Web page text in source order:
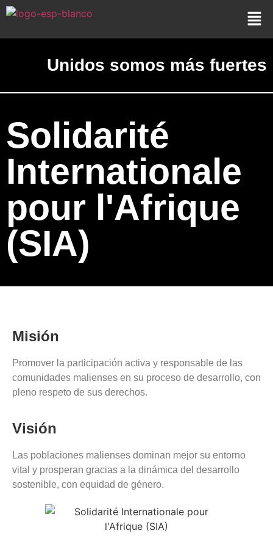
Unidos somos más fuertes
Solidarité
Internationale
pour l'Afrique
(SIA)
Misión
Promover la participación activa y responsable de las
comunidades malienses en su proceso de desarrollo, con
pleno respeto de sus derechos.
Visión
Las poblaciones malienses dominan mejor su entorno
vital y prosperan gracias a la dinámica del desarrollo
sostenible, con equidad de género.